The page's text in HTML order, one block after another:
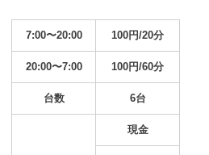
7:00〜20:00 100円/20分
20:00〜7:00 100円/60分
台数 6台
現金